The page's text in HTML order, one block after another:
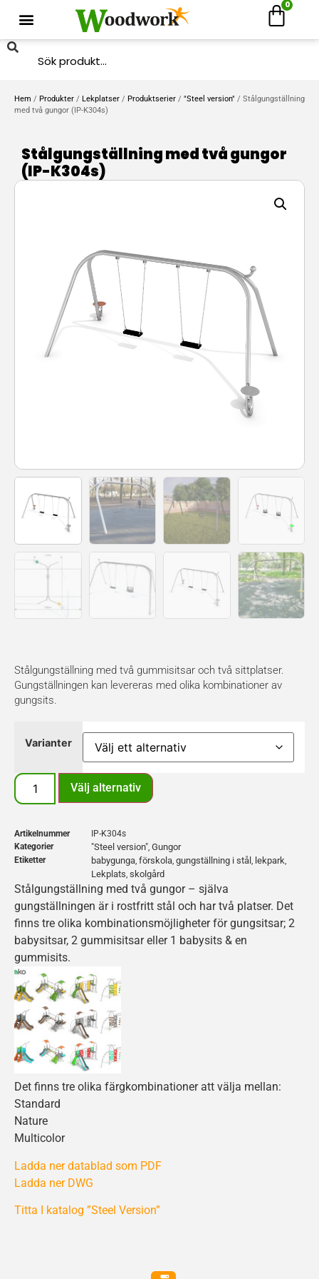
0
Hem / Produkter / Lekplatser / Produktserier / "Steel version" / Stålgungställning
med två gungor (IP-K304s)
Stålgungställning med två gungor
(IP-K304s)
Stålgungställning med två gummisitsar och två sittplatser.
Gungställningen kan levereras med olika kombinationer av
gungsits.
Varianter
Välj alternativ
Artikelnummer
IP-K304s
Kategorier
"Steel version", Gungor
Etiketter babygunga, förskola, gungställning i stål , lekpark,
Lekplats, skolgård
Stålgungställning med två gungor – själva
gungställningen är i rostfritt stål och har två platser. Det
finns tre olika kombinationsmöjligheter för gungsitsar; 2
babysitsar, 2 gummisitsar eller 1 babysits & en
gummisits.
Det finns tre olika färgkombinationer att välja mellan:
Standard
Nature
Multicolor
Ladda ner datablad som PDF
Ladda ner DWG
Titta I katalog ”Steel Version”